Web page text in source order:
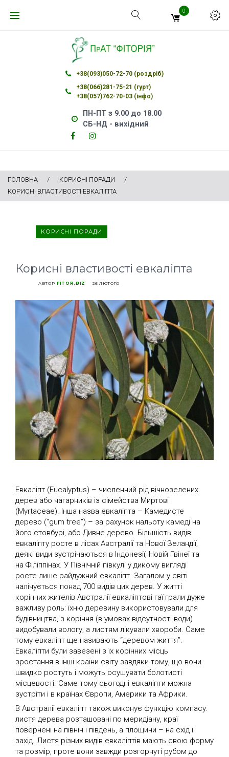
0
+38(093)050-72-70 (роздріб)
+38(066)281-75-21 (гурт)
+38(057)762-70-03 (інфо)
ПН-ПТ з 9.00 до 18.00
СБ-НД - вихідний
Facebook
Instagram
ГОЛОВНА / КОРИСНІ ПОРАДИ
/
КОРИСНІ ВЛАСТИВОСТІ ЕВКАЛІПТА
КОРИСНІ ПОРАДИ
Корисні властивості евкаліпта
АВТОР FITOR.BIZ 26 ЛЮТОГО
Евкаліпт (Eucalyptus) – численний рід вічнозелених
дерев або чагарників із сімейства Миртові
(Myrtaceae). Інша назва евкаліпта – Камедисте
дерево (“gum tree”) – за рахунок нальоту камеді на
його стовбурі, або Дивне дерево. Більшість видів
евкаліпту росте в лісах Австралії та Нової Зеландії,
деякі види зустрічаються в Індонезії, Новій Гвінеї та
на Філіппінах. У Північній півкулі у дикому вигляді
росте лише райдужний евкаліпт. Загалом у світі
налічується понад 700 видів цих дерев. У житті
корінних жителів Австралії евкаліптові гаї грали дуже
важливу роль: їхню деревину використовували для
будівництва, з коріння (в умовах відсутності води)
видобували вологу, а листям лікували хвороби. Саме
тому евкаліпт ще називають “деревом життя”.
Евкаліпти були завезені з їх корінних місць
зростання в інші країни світу завдяки тому, що вони
швидко ростуть і можуть осушувати болотисті
місцевості. Саме тому сьогодні евкаліпти можна
зустріти і в країнах Європи, Америки та Африки.
В Австралії евкаліпт також виконує функцію компасу:
листя дерева розташовані по меридіану, краї
повернені на північ і південь, а площини – на схід і
захід. Листя різних видів евкаліптів мають свою форму
та розмір, проте вони завжди розгорнуті рубом до